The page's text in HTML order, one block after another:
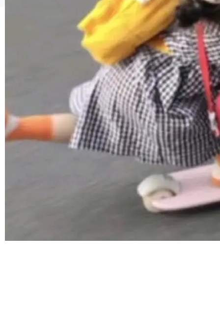
等 10 大方言片区和 20 余个二级小片区。在开
源评测集中，Hy ASR 3.0 preview 在多语种的